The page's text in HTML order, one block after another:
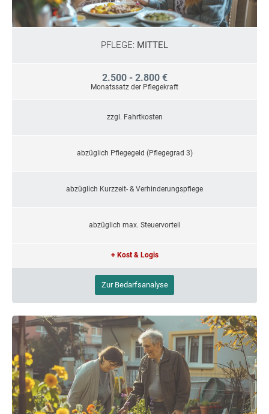
PFLEGE: MITTEL
2.500 - 2.800 €
Monatssatz der Pflegekraft
zzgl. Fahrtkosten
abzüglich Pflegegeld (Pflegegrad 3)
abzüglich Kurzzeit- & Verhinderungspflege
abzüglich max. Steuervorteil
+ Kost & Logis
Zur Bedarfsanalyse